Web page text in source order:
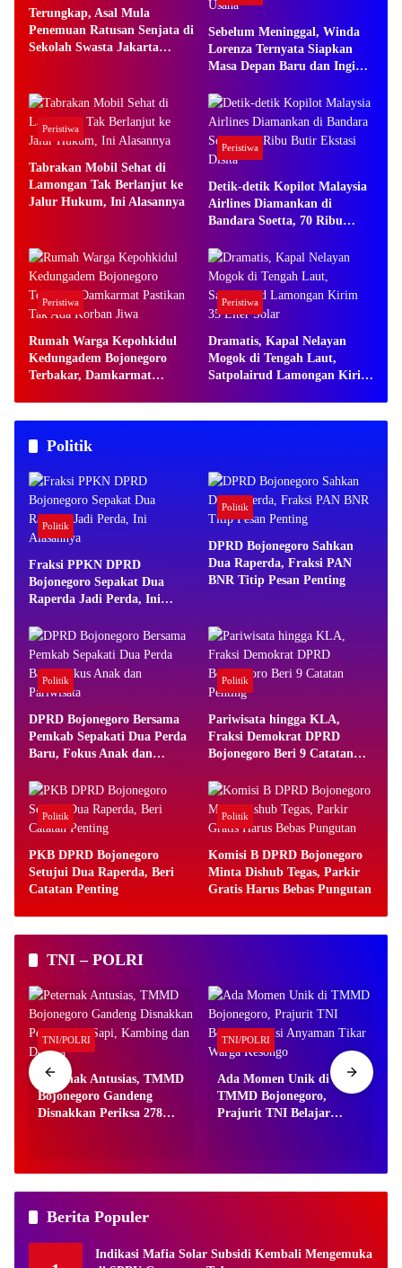
Terungkap, Asal Mula
Penemuan Ratusan Senjata di
Sekolah Swasta Jakarta
Sebelum Meninggal, Winda
Lorenza Ternyata Siapkan
Masa Depan Baru dan Ingin
Peristiwa
Tabrakan Mobil Sehat di
Lamongan Tak Berlanjut ke
Jalur Hukum, Ini Alasannya
Peristiwa
Detik-detik Kopilot Malaysia
Airlines Diamankan di
Bandara Soetta, 70 Ribu
Peristiwa
Rumah Warga Kepohkidul
Kedungadem Bojonegoro
Terbakar, Damkarmat
Peristiwa
Dramatis, Kapal Nelayan
Mogok di Tengah Laut,
Satpolairud Lamongan Kirim
Politik
Politik
Fraksi PPKN DPRD
Bojonegoro Sepakat Dua
Raperda Jadi Perda, Ini
Politik
DPRD Bojonegoro Sahkan
Dua Raperda, Fraksi PAN
BNR Titip Pesan Penting
Politik
DPRD Bojonegoro Bersama
Pemkab Sepakati Dua Perda
Baru, Fokus Anak dan
Politik
Pariwisata hingga KLA,
Fraksi Demokrat DPRD
Bojonegoro Beri 9 Catatan
Politik
PKB DPRD Bojonegoro
Setujui Dua Raperda, Beri
Catatan Penting
Politik
Komisi B DPRD Bojonegoro
Minta Dishub Tegas, Parkir
Gratis Harus Bebas Pungutan
TNI – POLRI
TNI/POLRI
Peternak Antusias, TMMD
Bojonegoro Gandeng
Disnakkan Periksa 278
TNI/POLRI
Ada Momen Unik di
TMMD Bojonegoro,
Prajurit TNI Belajar
Berita Populer
Indikasi Mafia Solar Subsidi Kembali Mengemuka